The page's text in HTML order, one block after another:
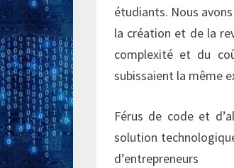
étudiants. Nous
la création et de la
complexité et du
subissaient la même
Férus de code et
solution
d’entrepreneurs